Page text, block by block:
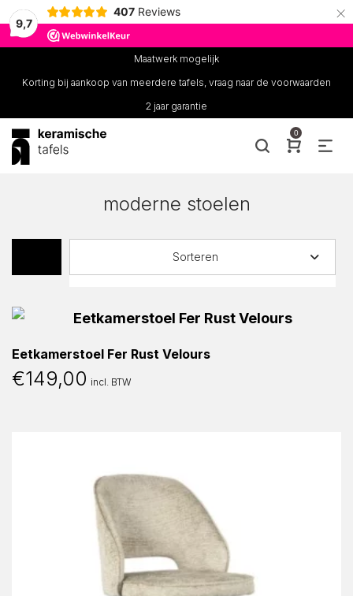
9,7
407 Reviews ×
Maatwerk mogelijk
Korting bij aankoop van meerdere tafels, vraag naar de voorwaarden
2 jaar garantie
0
moderne stoelen
Sorteren
Eetkamerstoel Fer Rust Velours
€149,00 incl. BTW